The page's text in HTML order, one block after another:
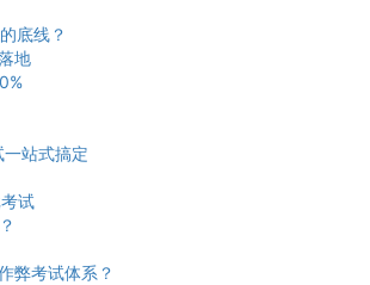
底线？
地
站式搞定
试
弊考试体系？